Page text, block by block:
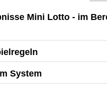
Mini Lotto - im
System